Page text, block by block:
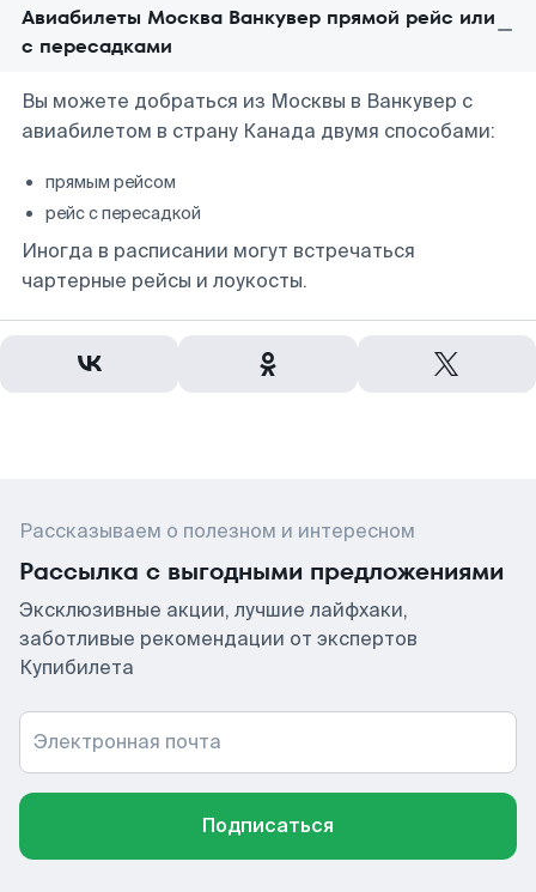
Авиабилеты Москва Ванкувер прямой рейс или
с пересадками
Вы можете добраться из Москвы в Ванкувер с
авиабилетом в страну Канада двумя способами:
прямым рейсом
рейс с пересадкой
Иногда в расписании могут встречаться
чартерные рейсы и лоукосты.
Рассказываем о полезном и интересном
Рассылка с выгодными предложениями
Эксклюзивные акции, лучшие лайфхаки,
заботливые рекомендации от экспертов
Купибилета
Электронная почта
Подписаться